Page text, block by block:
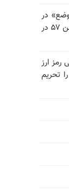
در
سالگرد قتل‌عام ۳۰ هزار لاله‌های بهمن ۵۷ در
ارز
تحریم